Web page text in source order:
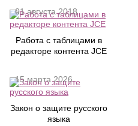
Работа с таблицами в
редакторе контента JCE
01 августа 2018
Закон о защите русского
языка
15 марта 2026